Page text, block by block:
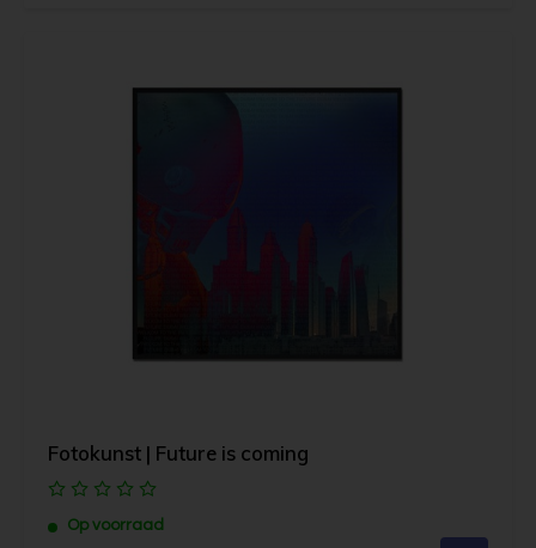
Fotokunst | Future is coming
Op voorraad